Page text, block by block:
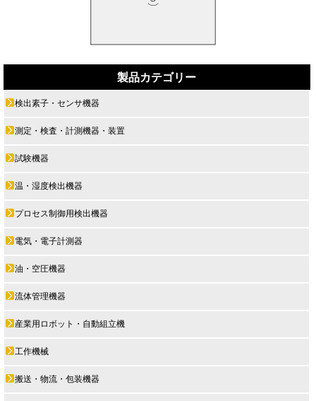
製品カテゴリー
検出素子・センサ機器
測定・検査・計測機器・装置
試験機器
温・湿度検出機器
プロセス制御用検出機器
電気・電子計測器
油・空圧機器
流体管理機器
産業用ロボット・自動組立機
工作機械
搬送・物流・包装機器